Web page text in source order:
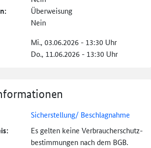
Überweisung
Nein
Mi., 03.06.2026 - 13:30 Uhr
Do., 11.06.2026 - 13:30 Uhr
Sicherstellung/ Beschlagnahme
Es gelten keine Verbraucher­schutz­
bestimmungen nach dem BGB.